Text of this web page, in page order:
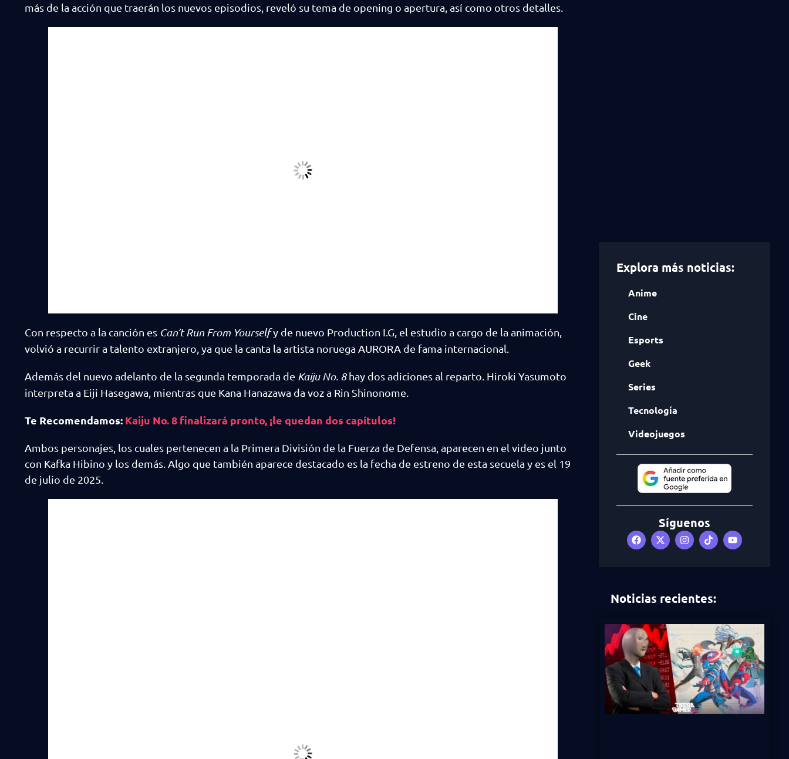
más de la acción que traerán los nuevos episodios, reveló su tema de opening o apertura, así como otros detalles.
Con respecto a la canción es Can’t ‌Run ‌From ‌Yourselfy de nuevo Production I.G, el estudio a cargo de la animación,
volvió a recurrir a talento extranjero, ya que la canta la artista noruega AURORA de fama internacional.
Además del nuevo adelanto de la segunda temporada de Kaiju No. 8hay dos adiciones al reparto. Hiroki ‌Yasumoto
interpreta a Eiji Hasegawa, mientras que Kana ‌Hanazawa da voz a Rin Shinonome.
Te Recomendamos: Kaiju No. 8 finalizará pronto, ¡le quedan dos capítulos!
Ambos personajes, los cuales pertenecen a la Primera División de la Fuerza de Defensa, aparecen en el video junto
con Kafka Hibino y los demás. Algo que también aparece destacado es la fecha de estreno de esta secuela y es el 19
de julio de 2025.
Explora más noticias:
Anime
Cine
Esports
Geek
Series
Tecnología
Videojuegos
Síguenos
Noticias recientes: